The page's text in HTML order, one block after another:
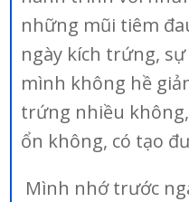
những mũi tiêm
ngày kích trứng,
mình không hề
trứng nhiều
ổn không, có tạo
Mình nhớ trước